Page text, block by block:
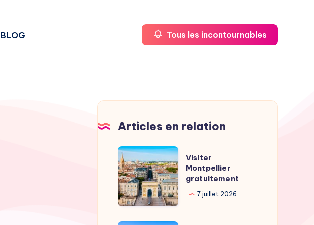
BLOG Tous les incontournables
Articles en relation
Visiter
Montpellier
gratuitement
Visiter
Montpellier
gratuitement
7 juillet 2026